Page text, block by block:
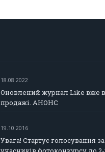
18.08.2022
Оновлений журнал Like вже в
продажі. АНОНС
19.10.2016
Увага! Стартує голосування за